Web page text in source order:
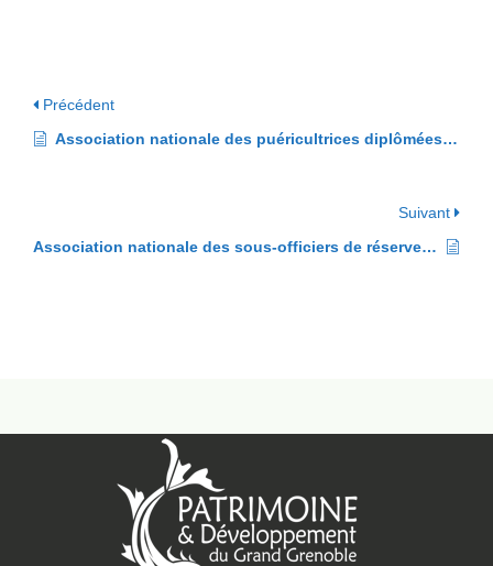
Précédent
Association nationale des puéricultrices diplômées d’état (ANPDE)
Suivant
Association nationale des sous-officiers de réserve de l’armée de l’air (ANSORAA)